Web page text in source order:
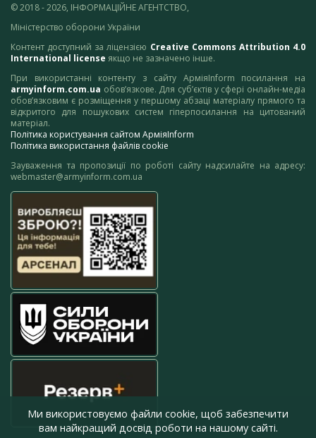
© 2018 - 2026, ІНФОРМАЦІЙНЕ АГЕНТСТВО,
Міністерство оборони України
Контент доступний за ліцензією Creative Commons Attribution 4.0
International license якщо не зазначено інше.
При використанні контенту з сайту АрміяInform посилання на
armyinform.com.ua обов’язкове. Для суб’єктів у сфері онлайн-медіа
обов’язковим є розміщення у першому абзаці матеріалу прямого та
відкритого для пошукових систем гіперпосилання на цитований
матеріал.
Політика користування сайтом АрміяInform
Політика використання файлів cookie
Зауваження та пропозиції по роботі сайту надсилайте на адресу:
webmaster@armyinform.com.ua
Ми використовуємо файли cookie, щоб забезпечити
вам найкращий досвід роботи на нашому сайті.